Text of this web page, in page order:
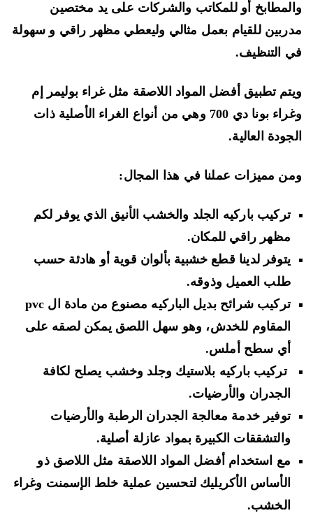
أو للمكاتب والشركات على يد مختصين
للقيام بعمل مثالي وليعطي مظهر راقي و سهولة
التنظيف.
تطبيق أفضل المواد اللاصقة مثل غراء بوليمر إم
وغراء بونا دي 700 وهي من أنواع الغراء الأصلية ذات
العالية.
مميزات عملنا في هذا المجال:
تركيب باركيه الجلد والخشب الأنيق الذي يوفر لكم
مظهر راقي للمكان.
يتوفر لدينا قطع خشبية بألوان قوية أو هادئة حسب
طلب العميل وذوقه.
تركيب شرائح بديل الباركيه مصنوع من مادة ال pvc
المقاوم للخدش، وهو سهل اللصق يمكن لصقه على
أي سطح أملس.
تركيب باركيه بلاستيك وجلد وخشب يصلح لكافة
الجدران والأرضيات.
توفير خدمة معالجة الجدران الرطبة والأرضيات
والتشققات الكبيرة بمواد عازلة أصلية.
مع استخدام أفضل المواد اللاصقة مثل اللاصق ذو
الأساس الأكريليك لتحسين عملية خلط الإسمنت وغراء
الخشب.